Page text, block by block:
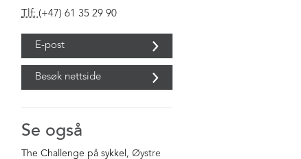
Tlf: (+47) 61 35 29 90
E-post
Besøk nettside
Se også
The Challenge på sykkel
, Øystre